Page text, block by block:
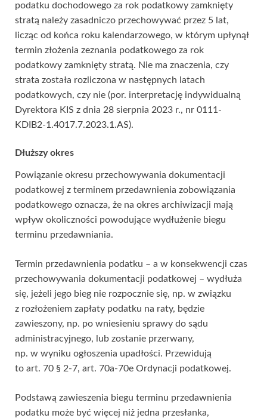
podatku dochodowego za rok podatkowy zamknięty
stratą należy zasadniczo przechowywać przez 5 lat,
licząc od końca roku kalendarzowego, w którym upłynął
termin złożenia zeznania podatkowego za rok
podatkowy zamknięty stratą. Nie ma znaczenia, czy
strata została rozliczona w następnych latach
podatkowych, czy nie (por. interpretację indywidualną
Dyrektora KIS z dnia 28 sierpnia 2023 r., nr 0111-
KDIB2-1.4017.7.2023.1.AS).
Dłuższy okres
Powiązanie okresu przechowywania dokumentacji
podatkowej z terminem przedawnienia zobowiązania
podatkowego oznacza, że na okres archiwizacji mają
wpływ okoliczności powodujące wydłużenie biegu
terminu przedawniania.
Termin przedawnienia podatku – a w konsekwencji czas
przechowywania dokumentacji podatkowej – wydłuża
się, jeżeli jego bieg nie rozpocznie się, np. w związku
z rozłożeniem zapłaty podatku na raty, będzie
zawieszony, np. po wniesieniu sprawy do sądu
administracyjnego, lub zostanie przerwany,
np. w wyniku ogłoszenia upadłości. Przewidują
to art. 70 § 2-7, art. 70a-70e Ordynacji podatkowej.
Podstawą zawieszenia biegu terminu przedawnienia
podatku może być więcej niż jedna przesłanka,